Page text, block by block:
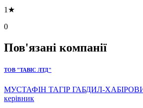
1★
0
Пов'язані компанії
ТОВ "ТАВІС ЛТД"
МУСТАФІН ТАГІР ГАБДИЛ-
керівник